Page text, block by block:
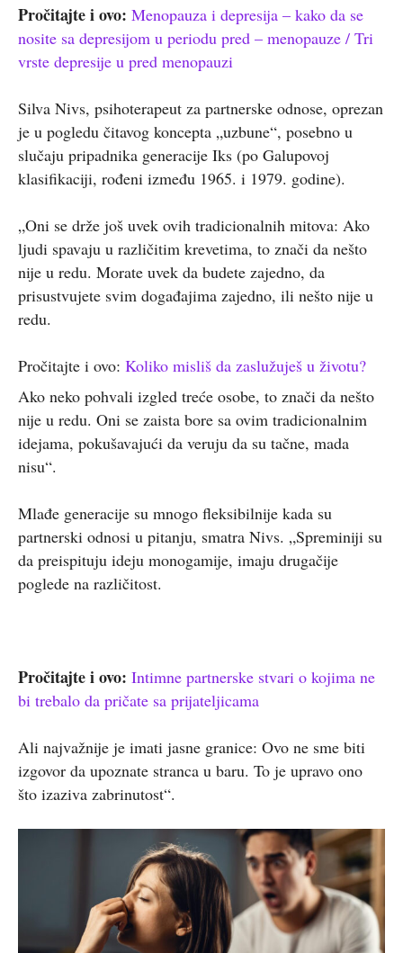
Pročitajte i ovo: Menopauza i depresija – kako da se
nosite sa depresijom u periodu pred – menopauze / Tri
vrste depresije u pred menopauzi
Silva Nivs, psihoterapeut za partnerske odnose, oprezan
je u pogledu čitavog koncepta „uzbune“, posebno u
slučaju pripadnika generacije Iks (po Galupovoj
klasifikaciji, rođeni između 1965. i 1979. godine).
„Oni se drže još uvek ovih tradicionalnih mitova: Ako
ljudi spavaju u različitim krevetima, to znači da nešto
nije u redu. Morate uvek da budete zajedno, da
prisustvujete svim događajima zajedno, ili nešto nije u
redu.
Pročitajte i ovo: Koliko misliš da zaslužuješ u životu?
Ako neko pohvali izgled treće osobe, to znači da nešto
nije u redu. Oni se zaista bore sa ovim tradicionalnim
idejama, pokušavajući da veruju da su tačne, mada
nisu“.
Mlađe generacije su mnogo fleksibilnije kada su
partnerski odnosi u pitanju, smatra Nivs. „Spreminiji su
da preispituju ideju monogamije, imaju drugačije
poglede na različitost.
Pročitajte i ovo: Intimne partnerske stvari o kojima ne
bi trebalo da pričate sa prijateljicama
Ali najvažnije je imati jasne granice: Ovo ne sme biti
izgovor da upoznate stranca u baru. To je upravo ono
što izaziva zabrinutost“.